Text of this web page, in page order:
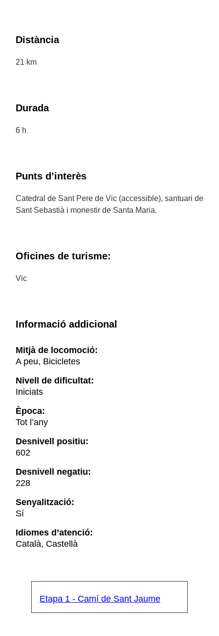
Distància
21 km
Durada
6 h
Punts d’interès
Catedral de Sant Pere de Vic (accessible), santuari de
Sant Sebastià i monestir de Santa Maria.
Oficines de turisme:
Vic
Informació addicional
Mitjà de locomoció:
A peu, Bicicletes
Nivell de dificultat:
Iniciats
Època:
Tot l’any
Desnivell positiu:
602
Desnivell negatiu:
228
Senyalització:
Sí
Idiomes d’atenció:
Català, Castellà
Etapa 1 - Camí de Sant Jaume